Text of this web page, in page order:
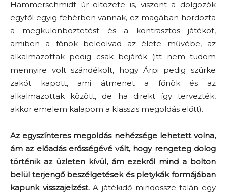
Hammerschmidt úr öltözete is, viszont a dolgozók
egytől egyig fehérben vannak, ez magában hordozta
a megkülönböztetést és a kontrasztos játékot,
amiben a főnök beleolvad az élete művébe, az
alkalmazottak pedig csak bejárók (itt nem tudom
mennyire volt szándékolt, hogy Árpi pedig szürke
zakót kapott, ami átmenet a főnök és az
alkalmazottak között, de ha direkt így tervezték,
akkor emelem kalapom a klasszis megoldás előtt).
Az egyszínteres megoldás nehézsége lehetett volna,
ám az előadás erősségévé vált, hogy rengeteg dolog
történik az üzleten kívül, ám ezekről mind a bolton
belül terjengő beszélgetések és pletykák formájában
kapunk visszajelzést.A játékidő mindössze talán egy